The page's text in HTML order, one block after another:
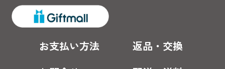
お支払い方法
返品・交換